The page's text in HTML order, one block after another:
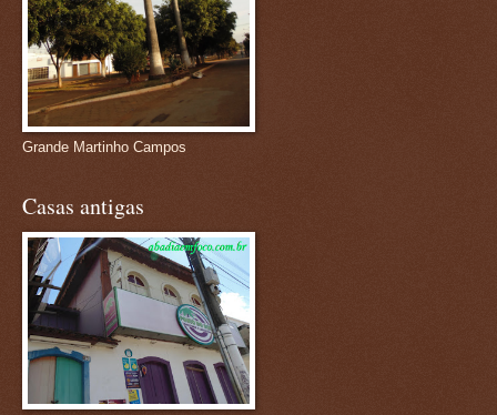
Grande Martinho Campos
Casas antigas